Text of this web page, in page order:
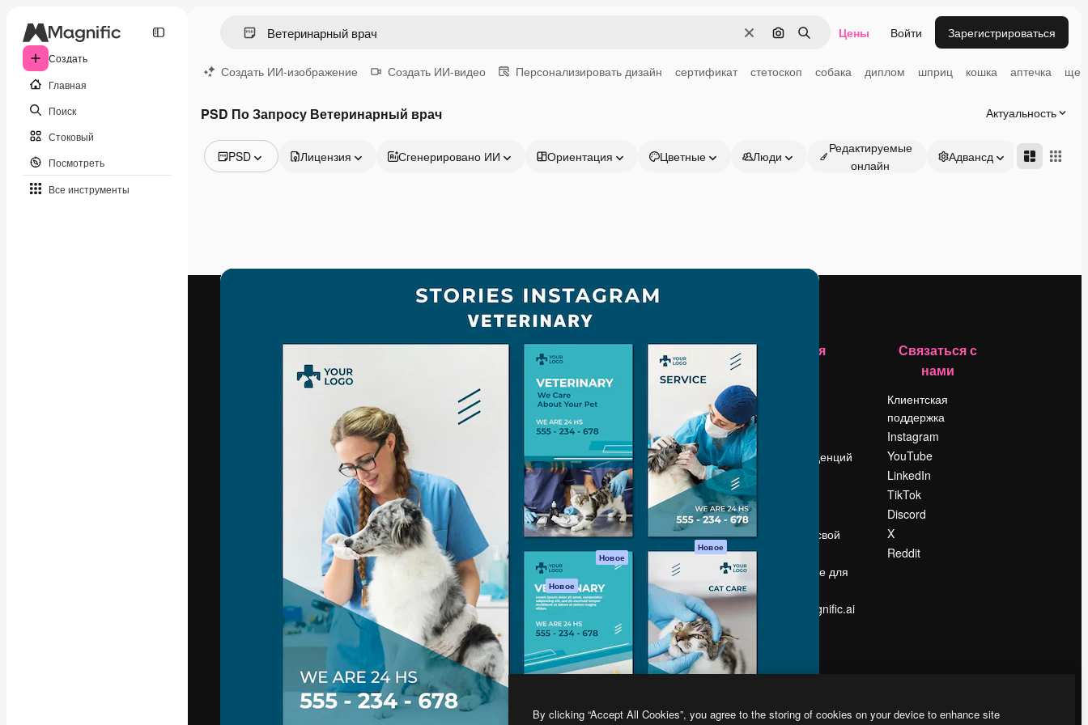
Создать
Главная
Поиск
Стоковый
Посмотреть
Все инструменты
ОчиститьПоиск по изображению
Поиск Цены Войти Зарегистрироваться
Создать ИИ-изображение Создать ИИ-видео Персонализировать дизайн сертификат стетоскоп собака диплом шприц кошка аптечка
PSD По Запросу Ветеринарный врач Актуальность
PSD
Видео
Лицензия Сгенерировано ИИ Ориентация Цветные Люди
Редактируемые
онлайн
Адвансд
Креативная платформа для создания
ваших лучших работ. Более 1 миллиона
подписчиков среди креаторов,
предприятий, агентств и студий.
Pусский
Продукция
Spaces
ИИ-помощник
Генератор
изображений ИИ
Генератор видео
ИИ
Генератор голоса
на основе ИИ
Стоковый контент
MCP для
Claude/ChatGPT
Новое
Агенты Новое
Мобильное
Все инструменты
Magnific
Начать
Academy
Документация по
Пакету ИИ
Служба
поддержки
Условия и
положения
Политика
конфиденциальности
Оригиналы Новое
Политика файлов
cookie
Центр доверия
Партнеры
Предприятие
Компания
Поиск тенденций
Продайте свой
Помещение для
Ищете magnific.ai
Связаться с
нами
Клиентская
поддержка
Instagram
YouTube
LinkedIn
TikTok
Discord
X
Reddit
By clicking “Accept All Cookies”, you agree to the storing of cookies on your device to enhance site